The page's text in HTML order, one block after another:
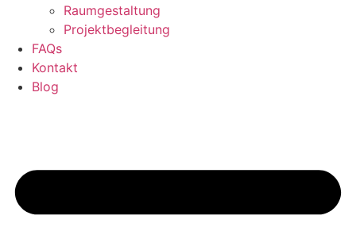
Raumgestaltung
Projektbegleitung
FAQs
Kontakt
Blog